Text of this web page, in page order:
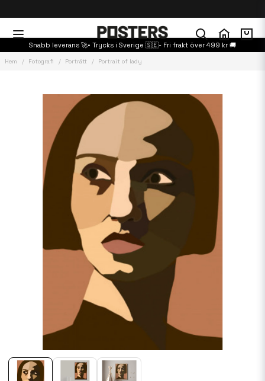
Snabb leverans 🚀• Trycks i Sverige 🇸🇪- Fri frakt över 499 kr 🚚
Hem Fotografi Porträtt Portrait of lady